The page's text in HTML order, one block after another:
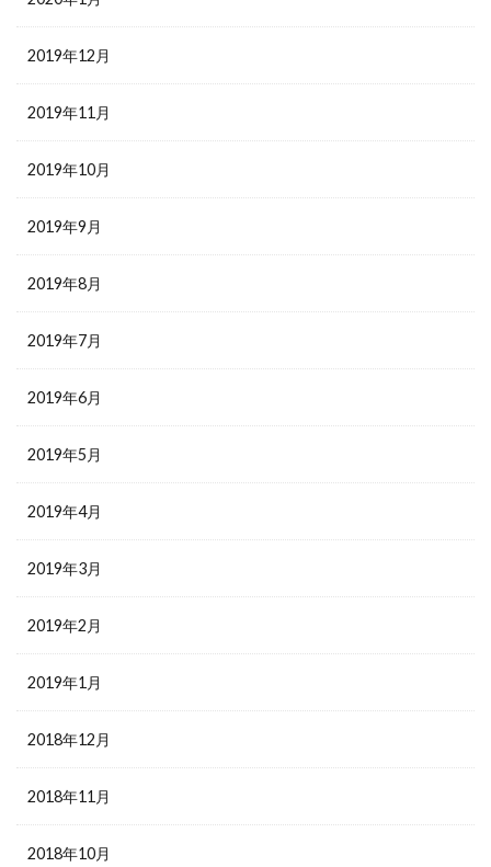
2019年12月
2019年11月
2019年10月
2019年9月
2019年8月
2019年7月
2019年6月
2019年5月
2019年4月
2019年3月
2019年2月
2019年1月
2018年12月
2018年11月
2018年10月